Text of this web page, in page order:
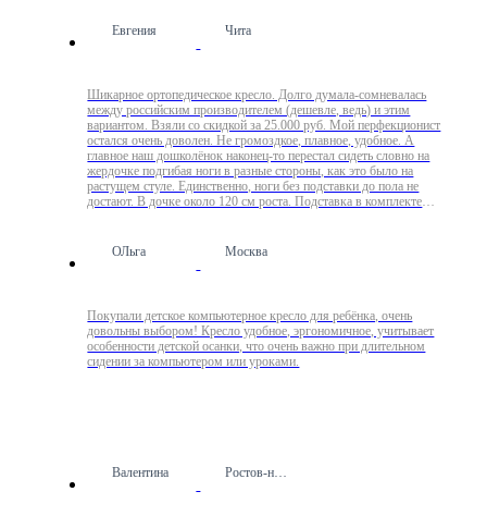
Евгения Чита
Шикарное ортопедическое кресло. Долго думала-сомневалась
между российским производителем (дешевле, ведь) и этим
вариантом. Взяли со скидкой за 25.000 руб. Мой перфекционист
остался очень доволен. Не громоздкое, плавное, удобное. А
главное наш дошколёнок наконец-то перестал сидеть словно на
жердочке подгибая ноги в разные стороны, как это было на
растущем стуле. Единственно, ноги без подставки до пола не
достают. В дочке около 120 см роста. Подставка в комплекте
ОЛьга Москва
Покупали детское компьютерное кресло для ребёнка, очень
довольны выбором! Кресло удобное, эргономичное, учитывает
особенности детской осанки, что очень важно при длительном
сидении за компьютером или уроками.
Валентина Ростов-на-Дону